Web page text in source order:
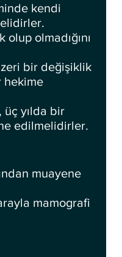
kendi
olup olmadığını
bir değişiklik
hekime
üç yılda bir
edilmelidirler.
muayene
mamografi